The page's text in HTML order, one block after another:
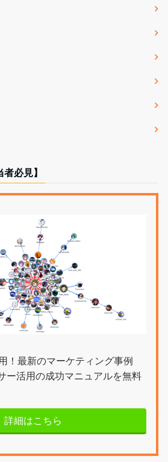
必見】
！最新のマーケティング事例
ー活用の成功マニュアルを無料
詳細はこちら